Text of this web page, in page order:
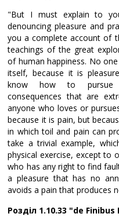
"But I must explain to
denouncing pleasure and
you a complete account of
teachings of the great
of human happiness. No
itself, because it is
know how to pursue
consequences that are
anyone who loves or
because it is pain, but
in which toil and pain can
take a trivial example,
physical exercise, except to
who has any right to find
a pleasure that has no
avoids a pain that produces
Розділ 1.10.33 "de